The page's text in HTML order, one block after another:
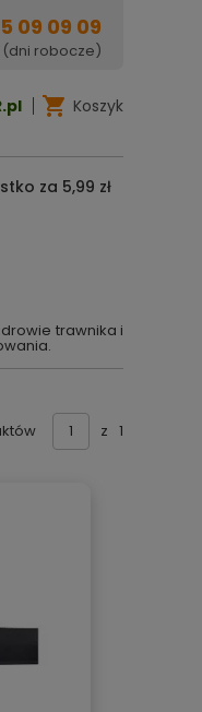
09 09 09
(dni robocze)
Koszyk
za 5,99 zł
trawnika i
z 1